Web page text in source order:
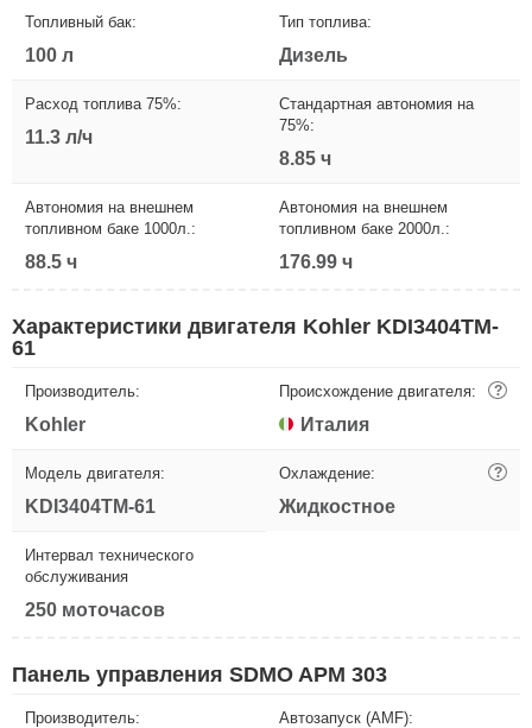
Топливный бак:
100 л
Тип топлива:
Дизель
Расход топлива 75%:
11.3 л/ч
Стандартная автономия на
75%:
8.85 ч
Автономия на внешнем
топливном баке 1000л.:
88.5 ч
Автономия на внешнем
топливном баке 2000л.:
176.99 ч
Характеристики двигателя Kohler KDI3404TM-
61
Производитель:
Kohler
Происхождение двигателя: ?
Италия
Модель двигателя:
KDI3404TM-61
Охлаждение: ?
Жидкостное
Интервал технического
обслуживания
250 моточасов
Панель управления SDMO APM 303
Производитель: Автозапуск (AMF):